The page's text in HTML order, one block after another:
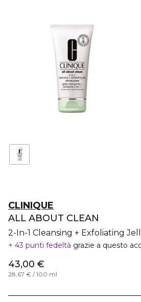
CLINIQUE
ALL ABOUT CLEAN
2-In-1 Cleansing + Exfoliating
43 punti fedeltà grazie a questo
43,00 €
28,67 € / 100 ml